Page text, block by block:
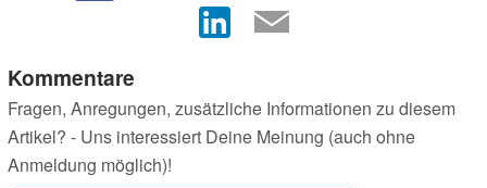
Kommentare
Fragen, Anregungen, zusätzliche Informationen zu diesem
Artikel? - Uns interessiert Deine Meinung (auch ohne
Anmeldung möglich)!